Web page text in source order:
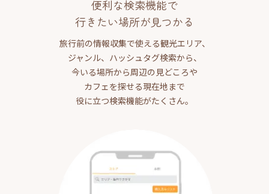
便利な検索機能で
行きたい場所が見つかる
旅行前の情報収集で使える観光エリア、
ジャンル、ハッシュタグ検索から、
今いる場所から周辺の見どころや
カフェを探せる現在地まで
役に立つ検索機能がたくさん。